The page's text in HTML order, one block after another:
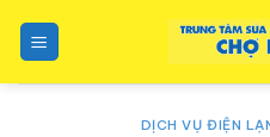
content
DỊCH VỤ ĐIỆN